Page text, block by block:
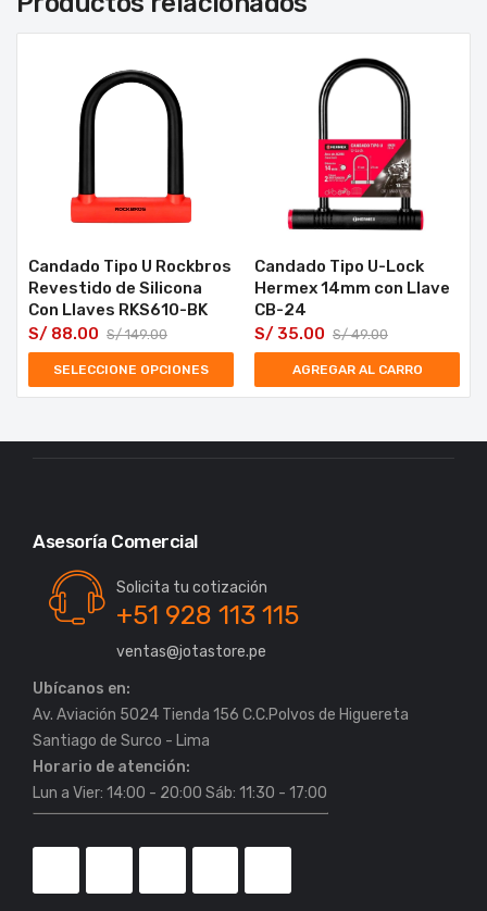
Candado Tipo U Rockbros
Revestido de Silicona
Con Llaves RKS610-BK
S/149.00
S/ 88.00
SELECCIONE OPCIONES
Candado Tipo U-Lock
Hermex 14mm con Llave
CB-24
S/49.00
S/ 35.00
AGREGAR AL CARRO
Asesoría Comercial
Solicita tu cotización
+51 928 113 115
ventas@jotastore.pe
Ubícanos en:
Av. Aviación 5024 Tienda 156 C.C.Polvos de Higuereta
Horario de atención:
Lun a Vier: 14:00 - 20:00 Sáb: 11:30 - 17:00